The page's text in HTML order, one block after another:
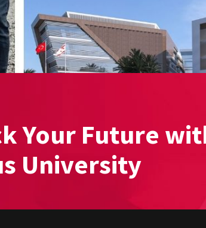
Your Future
University